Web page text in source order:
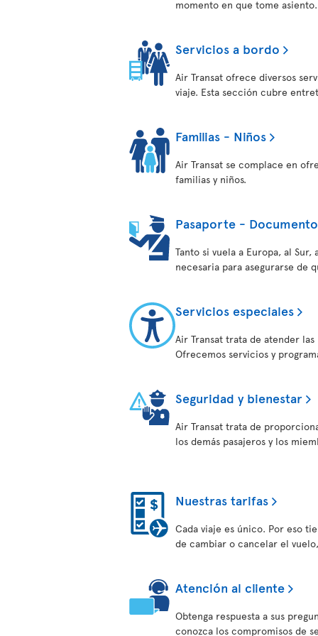
momento en que tome asiento.
Servicios a bordo
Air Transat ofrece diversos
viaje. Esta sección cubre
Familias - Niños
Air Transat se complace en
familias y niños.
Pasaporte -
Tanto si vuela a Europa, al
necesaria para asegurarse de
Servicios especiales
Air Transat trata de atender
Ofrecemos servicios y
Seguridad y bienestar
Air Transat trata de
los demás pasajeros y los
Nuestras tarifas
Cada viaje es único. Por eso
de cambiar o cancelar el
Atención al cliente
Obtenga respuesta a sus
conozca los compromisos de